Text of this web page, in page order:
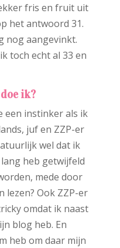
fris en fruit uit
het antwoord 31.
nog aangevinkt.
toch echt al 33 en
ik?
een instinker als ik
juf en ZZP-er
wel dat ik
heb getwijfeld
mede door
lezen? Ook ZZP-er
omdat ik naast
blog heb. En
heb om daar mijn